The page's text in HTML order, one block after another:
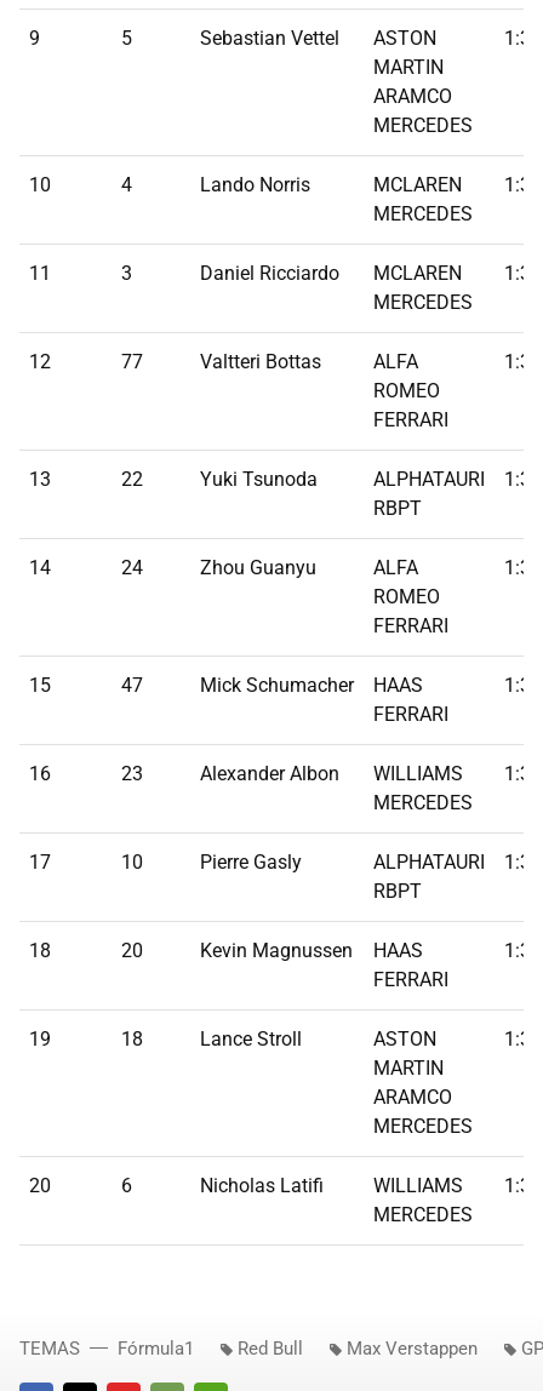
9 5 Sebastian Vettel
ASTON
MARTIN
ARAMCO
MERCEDES
10 4 Lando Norris
MCLAREN
MERCEDES
11 3 Daniel Ricciardo
MCLAREN
MERCEDES
12 77 Valtteri Bottas
ALFA
ROMEO
FERRARI
13 22 Yuki Tsunoda
ALPHATAURI
RBPT
14 24 Zhou Guanyu
ALFA
ROMEO
FERRARI
15 47 Mick Schumacher
HAAS
FERRARI
16 23 Alexander Albon
WILLIAMS
MERCEDES
17 10 Pierre Gasly
ALPHATAURI
RBPT
18 20 Kevin Magnussen
HAAS
FERRARI
19 18 Lance Stroll
ASTON
MARTIN
ARAMCO
MERCEDES
20 6 Nicholas Latifi
WILLIAMS
MERCEDES
TEMAS Fórmula1 Red Bull Max Verstappen